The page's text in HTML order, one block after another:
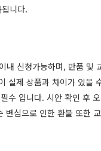
니다.
신청가능하며, 반품 및
실제 상품과 차이가 있
수 입니다. 시안 확인 후
변심으로 인한 환불 또한